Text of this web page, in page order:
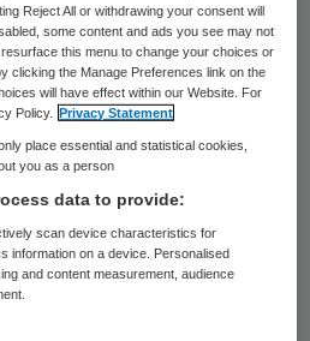
Fred B. uit Huissen is
Hij wordt verdacht van
en valsheid in
de Huissenaar
in Nederland werkzame
is.
Reject All or withdrawing your consent will
some content and ads you see may not
this menu to change your choices or
clicking the Manage Preferences link on the
will have effect within our Website. For
Policy.
Privacy Statement
place essential and statistical cookies,
you as a person
data to provide:
scan device characteristics for
information on a device. Personalised
and content measurement, audience